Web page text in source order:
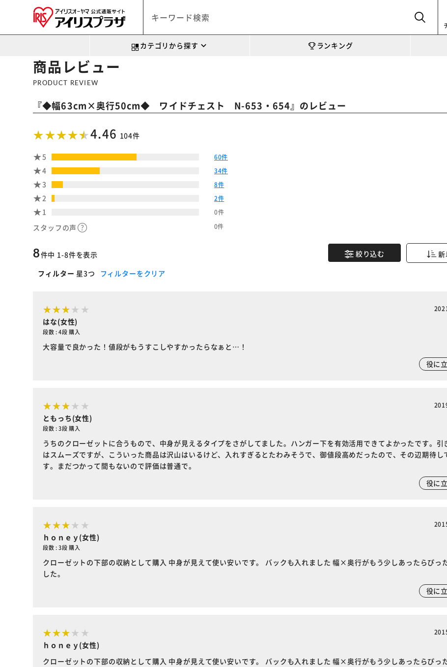
カテゴリから探す ランキング
商品レビュー
PRODUCT REVIEW
『◆幅63cm×奥行50cm◆ ワイドチェスト N-653・654』のレビュー
4.46 104件
5 60件
4 34件
3 8件
2 2件
1 0件
スタッフの声 0件
絞り込む
8件中 1-8件を表示
フィルター 星3つ フィルターをクリア
はな(女性)
段数 : 4段 購入
大容量で良かった！値段がもうすこしやすかったらなぁと…！
役に
ともっち(女性)
段数 : 3段 購入
うちのクローゼットに合うもので、中身が見えるタイプをさがしてました。ハンガー下を有効活用できてよかったです。引
はスムーズですが、こういった商品は沢山はいるけど、入れすぎるとたわみそうで、御値段高めだったので、その辺期待し
す。まだつかって間もないので評価は普通で。
役に
ｈｏｎｅｙ(女性)
段数 : 3段 購入
クローゼットの下部の収納として購入 中身が見えて使い安いです。 バックも入れました 幅×奥行がもう少しあったらぴっ
した。
役に
ｈｏｎｅｙ(女性)
クローゼットの下部の収納として購入 中身が見えて使い安いです。 バックも入れました 幅×奥行がもう少しあったらぴっ